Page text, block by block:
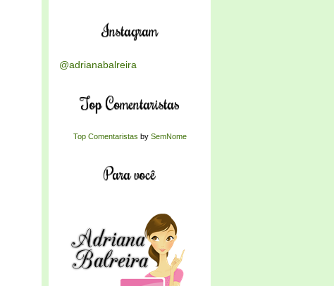
Instagram
@adrianabalreira
Top Comentaristas
Top Comentaristas by SemNome
Para você